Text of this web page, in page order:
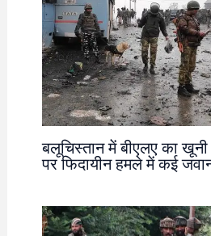
बलूचिस्तान में बीएलए का
पर फिदायीन हमले में कई